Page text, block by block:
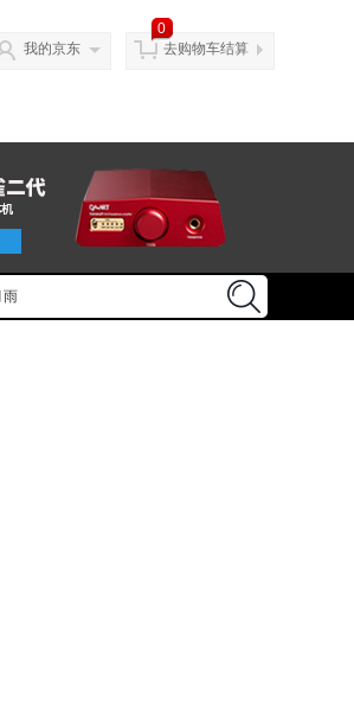
我的京东
0
去购物车结算